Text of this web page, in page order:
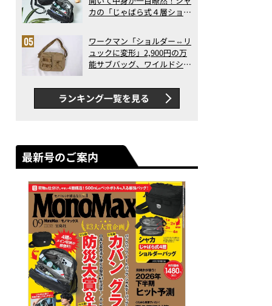
カの「じゃばら式４層ショル
った！
ワークマン「ショルダー⇔リ
ュックに変形」2,900円の万
能サブバッグ、ワイルドシン
録…ほか【休日バッグの人気
記事ランキングベスト3】
（2026年6月版）
ランキング一覧を見る
最新号のご案内